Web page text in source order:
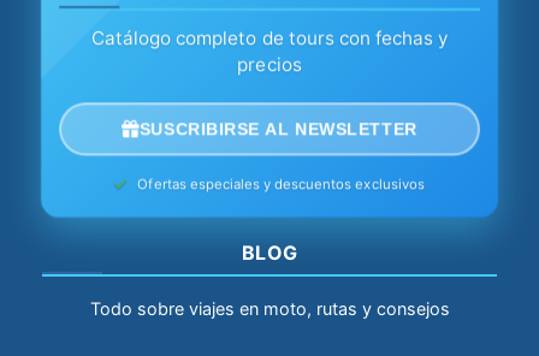
Catálogo completo de tours con fechas y
precios
SUSCRIBIRSE AL NEWSLETTER
Ofertas especiales y descuentos exclusivos
BLOG
Todo sobre viajes en moto, rutas y consejos